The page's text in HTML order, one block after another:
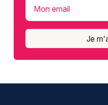
Mon email
Je